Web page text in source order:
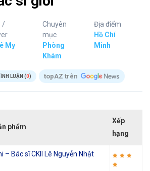
/
My
Chuyên
mục
Phòng
Khám
Địa điểm
Hồ Chí
Minh
LUẬN (0) topAZ trên
phẩm
Xếp
hạng
– Bác sĩ CKII Lê Nguyễn Nhật